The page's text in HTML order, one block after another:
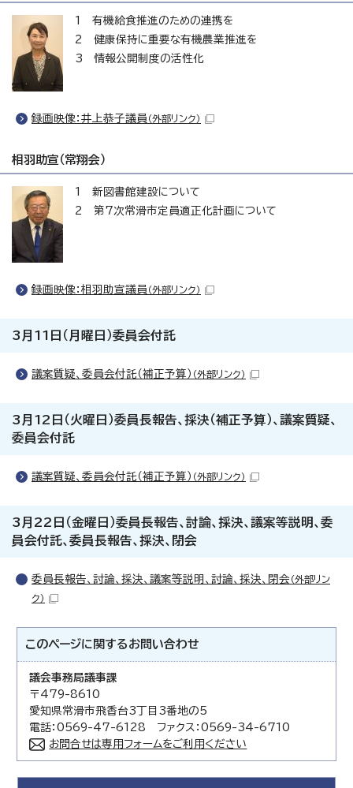
1 有機給食推進のための連携を
2 健康保持に重要な有機農業推進を
3 情報公開制度の活性化
録画映像：井上恭子議員 （外部リンク）
相羽助宣（常翔会）
1 新図書館建設について
2 第7次常滑市定員適正化計画について
録画映像：相羽助宣議員 （外部リンク）
3月11日（月曜日）委員会付託
議案質疑、委員会付託（補正予算） （外部リンク）
3月12日（火曜日）委員長報告、採決（補正予算）、議案質疑、
委員会付託
議案質疑、委員会付託（補正予算） （外部リンク）
3月22日（金曜日）委員長報告、討論、採決、議案等説明、委
員会付託、委員長報告、採決、閉会
委員長報告、討論、採決、議案等説明、討論、採決、閉会 （外部リン
ク）
このページに関する お問い合わせ
議会事務局議事課
〒479-8610
愛知県常滑市飛香台3丁目3番地の5
電話：0569-47-6128 ファクス：0569-34-6710
お問合せは専用フォームをご利用ください